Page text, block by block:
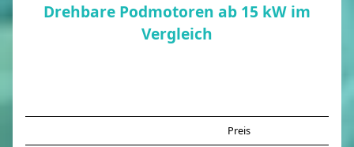
Drehbare Podmotoren ab 15 kW im
Vergleich
Preis